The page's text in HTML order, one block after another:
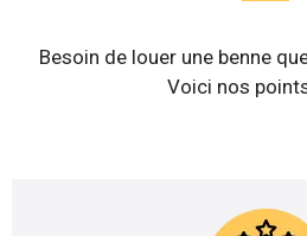
Besoin de louer une benne
Voici nos